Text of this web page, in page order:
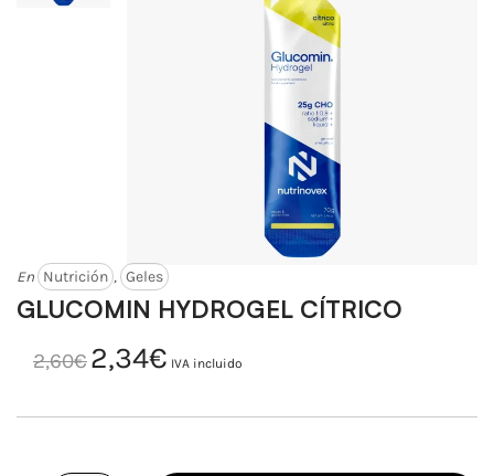
En Nutrición , Geles
GLUCOMIN HYDROGEL CÍTRICO
2,60€ El
precio
2,34€ precio
IVA incluido